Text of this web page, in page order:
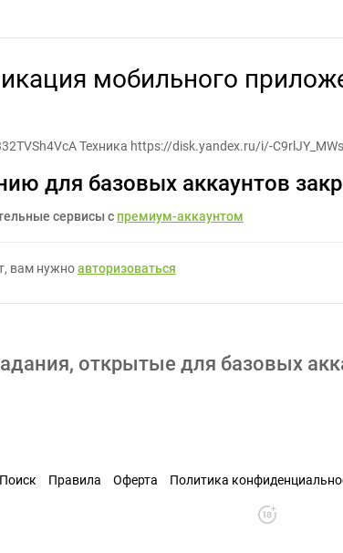
мобильного
Техника https://disk.yandex.ru/i/-
для базовых аккаунтов
сервисы с премиум-аккаунтом
вам нужноавторизоваться
открытые для базовых
Поиск Правила Оферта Политика